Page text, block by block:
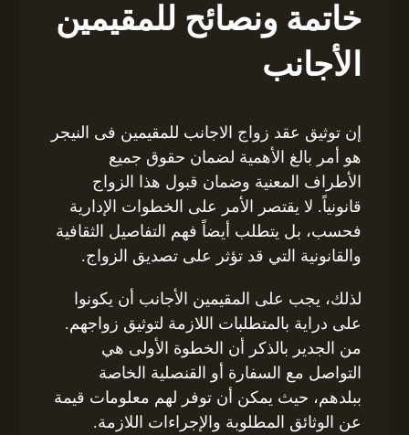
خاتمة ونصائح للمقيمين
الأجانب
إن توثيق عقد زواج الاجانب للمقيمين فى النيجر
هو أمر بالغ الأهمية لضمان حقوق جميع
الأطراف المعنية وضمان قبول هذا الزواج
قانونياً. لا يقتصر الأمر على الخطوات الإدارية
فحسب، بل يتطلب أيضاً فهم التفاصيل الثقافية
والقانونية التي قد تؤثر على تصديق الزواج.
لذلك، يجب على المقيمين الأجانب أن يكونوا
على دراية بالمتطلبات اللازمة لتوثيق زواجهم.
من الجدير بالذكر أن الخطوة الأولى هي
التواصل مع السفارة أو القنصلية الخاصة
ببلدهم، حيث يمكن أن توفر لهم معلومات قيمة
عن الوثائق المطلوبة والإجراءات اللازمة.